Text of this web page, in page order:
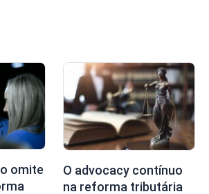
omite
O advocacy contínuo
na reforma tributária